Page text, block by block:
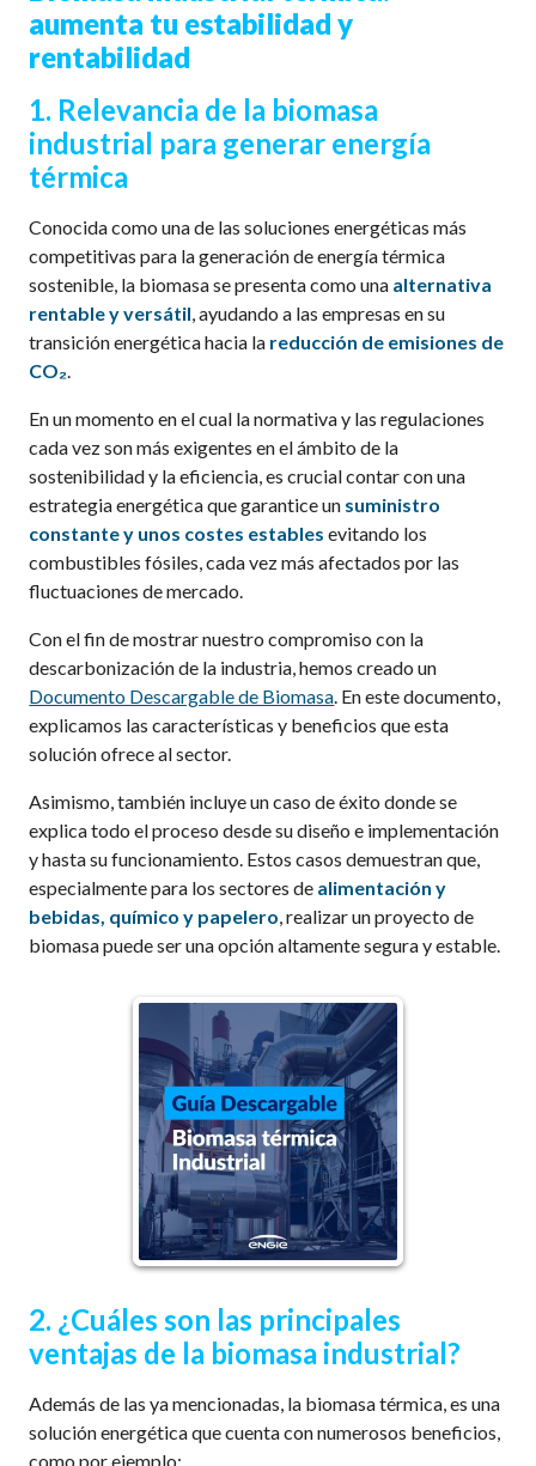
aumenta tu estabilidad y
rentabilidad
1. Relevancia de la biomasa
industrial para generar energía
térmica
Conocida como una de las soluciones energéticas más
competitivas para la generación de energía térmica
sostenible, la biomasa se presenta como una alternativa
rentable y versátil, ayudando a las empresas en su
transición energética hacia la reducción de emisiones de
CO₂.
En un momento en el cual la normativa y las regulaciones
cada vez son más exigentes en el ámbito de la
sostenibilidad y la eficiencia, es crucial contar con una
estrategia energética que garantice un suministro
constante y unos costes estables evitando los
combustibles fósiles, cada vez más afectados por las
fluctuaciones de mercado.
Con el fin de mostrar nuestro compromiso con la
descarbonización de la industria, hemos creado un
Documento Descargable de Biomasa. En este documento,
explicamos las características y beneficios que esta
solución ofrece al sector.
Asimismo, también incluye un caso de éxito donde se
explica todo el proceso desde su diseño e implementación
y hasta su funcionamiento. Estos casos demuestran que,
especialmente para los sectores de alimentación y
bebidas, químico y papelero, realizar un proyecto de
biomasa puede ser una opción altamente segura y estable.
2. ¿Cuáles son las principales
ventajas de la biomasa industrial?
Además de las ya mencionadas, la biomasa térmica, es una
solución energética que cuenta con numerosos beneficios,
como por ejemplo: